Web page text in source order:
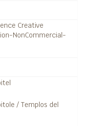
Epigrafía
/ Documentos gráficos
/ Preparación de publicaciones
/ Termas urbanas
de las campañas de excavaciones
Creative
NonCommercial-
/ Templos del